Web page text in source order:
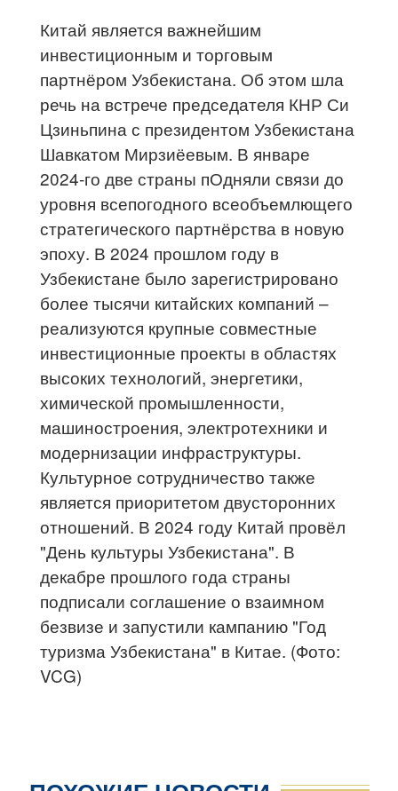
Китай является важнейшим
инвестиционным и торговым
партнёром Узбекистана. Об этом шла
речь на встрече председателя КНР Си
Цзиньпина с президентом Узбекистана
Шавкатом Мирзиёевым. В январе
2024-го две страны пОдняли связи до
уровня всепогодного всеобъемлющего
стратегического партнёрства в новую
эпоху. В 2024 прошлом году в
Узбекистане было зарегистрировано
более тысячи китайских компаний –
реализуются крупные совместные
инвестиционные проекты в областях
высоких технологий, энергетики,
химической промышленности,
машиностроения, электротехники и
модернизации инфраструктуры.
Культурное сотрудничество также
является приоритетом двусторонних
отношений. В 2024 году Китай провёл
"День культуры Узбекистана". В
декабре прошлого года страны
подписали соглашение о взаимном
безвизе и запустили кампанию "Год
туризма Узбекистана" в Китае. (Фото:
VCG)